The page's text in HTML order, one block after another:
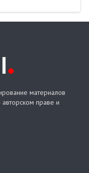
.
материалов
праве и